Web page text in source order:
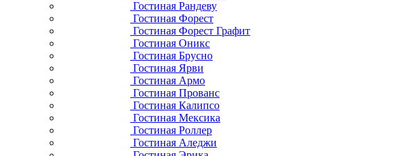
Гостиная Рандеву
Гостиная Форест
Гостиная Форест Графит
Гостиная Оникс
Гостиная Брусно
Гостиная Ярви
Гостиная Армо
Гостиная Прованс
Гостиная Калипсо
Гостиная Мексика
Гостиная Роллер
Гостиная Аледжи